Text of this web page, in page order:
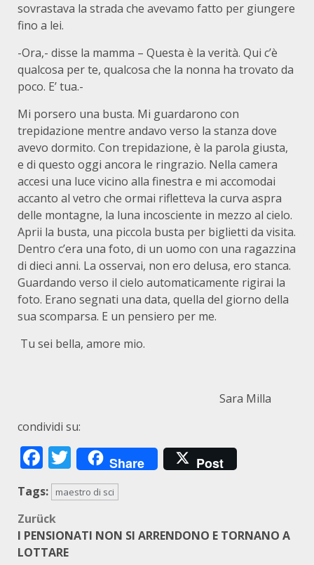
sovrastava la strada che avevamo fatto per giungere
fino a lei.
-Ora,- disse la mamma – Questa è la verità. Qui c’è
qualcosa per te, qualcosa che la nonna ha trovato da
poco. E’ tua.-
Mi porsero una busta. Mi guardarono con
trepidazione mentre andavo verso la stanza dove
avevo dormito. Con trepidazione, è la parola giusta,
e di questo oggi ancora le ringrazio. Nella camera
accesi una luce vicino alla finestra e mi accomodai
accanto al vetro che ormai rifletteva la curva aspra
delle montagne, la luna incosciente in mezzo al cielo.
Aprii la busta, una piccola busta per biglietti da visita.
Dentro c’era una foto, di un uomo con una ragazzina
di dieci anni. La osservai, non ero delusa, ero stanca.
Guardando verso il cielo automaticamente rigirai la
foto. Erano segnati una data, quella del giorno della
sua scomparsa. E un pensiero per me.
Tu sei bella, amore mio.
Sara Milla
condividi su:
Facebook
Twitter
Share Post
Tags: maestro di sci
Beitragsnavigation
Zurück
I PENSIONATI NON SI ARRENDONO E TORNANO A
LOTTARE